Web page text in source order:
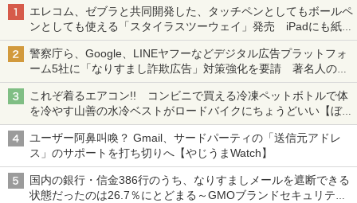
エレコム、ゼブラと共同開発した、タッチペンとしてもボールペ
ンとしても使える「スタイラスツーウェイ」発売 iPadにも紙に
も、持ち替えずに書き込める
警察庁ら、Google、LINEヤフーなどデジタル広告プラットフォ
ーム5社に「なりすまし詐欺広告」対策強化を要請 著名人の写
真や映像を使った投資詐欺などへの対策として
これぞ着るエアコン!! コンビニで買える冷凍ペットボトルで体
を冷やす山善の水冷ベストがロードバイクにちょうどいい【ぼっ
ち・ざ・ろーど！その14】【空いた時間でなにしてる？】
ユーザー阿鼻叫喚？ Gmail、サードパーティの「送信元アドレ
ス」のサポートを打ち切りへ【やじうまWatch】
国内の銀行・信金386行のうち、なりすましメールを遮断できる
状態だったのは26.7％にとどまる～GMOブランドセキュリティ